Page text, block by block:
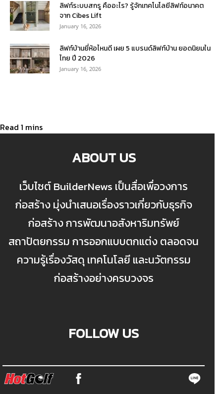
ลิฟท์ระบบสกรู คืออะไร? รู้จักเทคโนโลยีลิฟท์อนาคต
จาก Cibes Lift
January 16, 2026
ลิฟท์บ้านยี่ห้อไหนดี เผย 5 แบรนด์ลิฟท์บ้าน ยอดนิยมใน
ไทย ปี 2026
January 16, 2026
ABOUT US
เว็บไซต์ BuilderNews เป็นสื่อเพื่อวงการ
ก่อสร้าง มุ่งนำเสนอเรื่องราวเกี่ยวกับธุรกิจ
ก่อสร้าง การพัฒนาอสังหาริมทรัพย์
สถาปัตยกรรม การออกแบบตกแต่ง ตลอดจน
ความรู้เรื่องวัสดุ เทคโนโลยี และนวัตกรรม
ก่อสร้างอย่างครบวงจร
FOLLOW US